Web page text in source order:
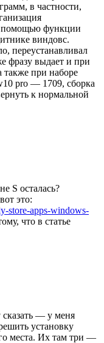
в частности,
помощью функции
виндовс.
переустанавливал
фразу выдает и при
также при наборе
pro — 1709, сборка
к нормальной
S осталась?
это:
store-apps-windows-
что в статье
— у меня
установку
места. Их там три —